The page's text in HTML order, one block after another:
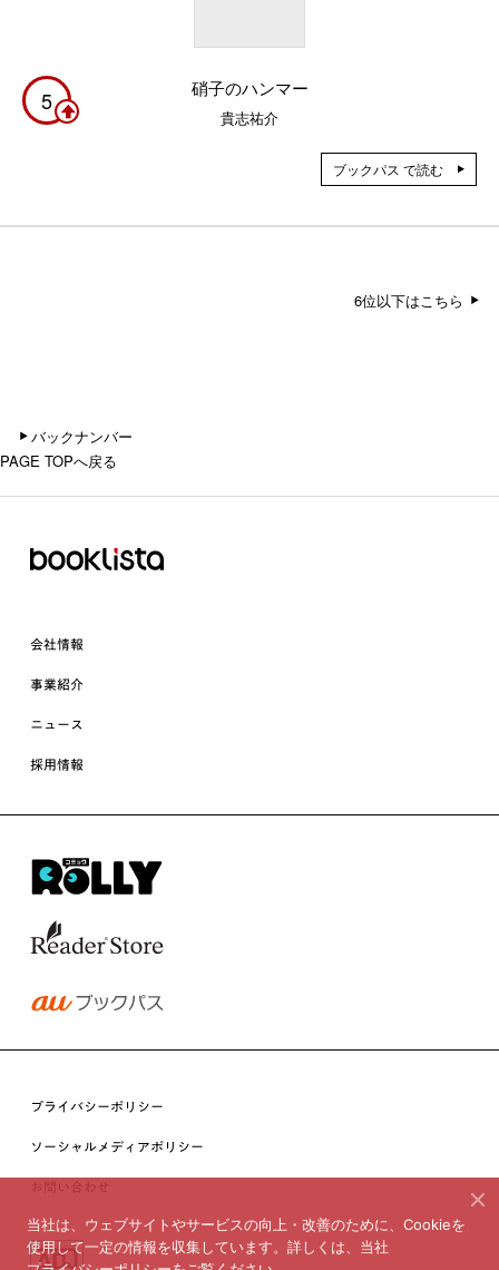
5 硝子のハンマー
貴志祐介
ブックパス で読む
6位以下はこちら
バックナンバー
PAGE TOPへ戻る
会社情報
事業紹介
ニュース
採用情報
プライバシーポリシー
ソーシャルメディアポリシー
お問い合わせ
当社は、ウェブサイトやサービスの向上・改善のために、Cookieを
使用して一定の情報を収集しています。詳しくは、当社